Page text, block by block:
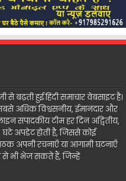
हुई हिंदी समाचार वेबसाइट है।
अधिक विश्वसनीय, ईमानदार और
संपादकीय टीम हर दिन अद्वितीय,
घंटे अपडेट होती है, जिससे कोई
अपनी रचनाएँ या आगामी घटनाएँ
से भी भेज सकते हैं, जिन्हें